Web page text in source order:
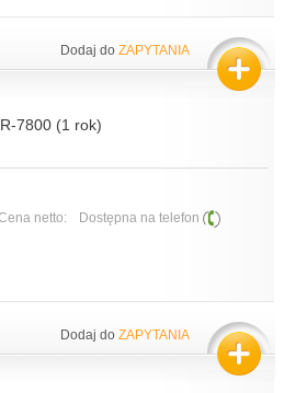
Dodaj do ZAPYTANIA
7800 (1 rok)
netto: Dostępna na telefon
Dodaj do ZAPYTANIA